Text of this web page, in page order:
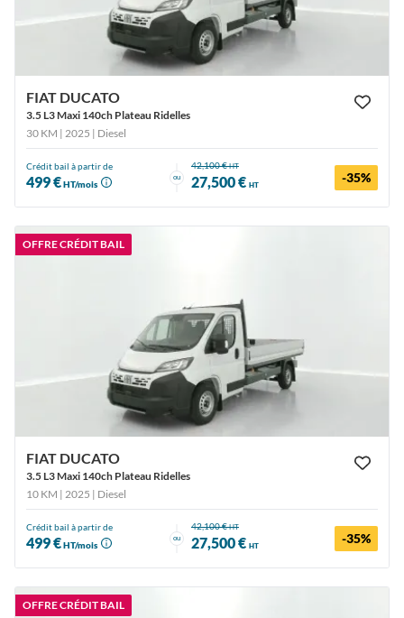
FIAT DUCATO
3.5 L3 Maxi 140ch Plateau Ridelles
30 KM | 2025 | Diesel
Crédit bail à partir de
499 €HT/mois
ou
42,100 €HT
27,500 € HT -35%
OFFRE CRÉDIT BAIL
FIAT DUCATO
3.5 L3 Maxi 140ch Plateau Ridelles
10 KM | 2025 | Diesel
Crédit bail à partir de
499 €HT/mois
ou
42,100 €HT
27,500 € HT -35%
OFFRE CRÉDIT BAIL